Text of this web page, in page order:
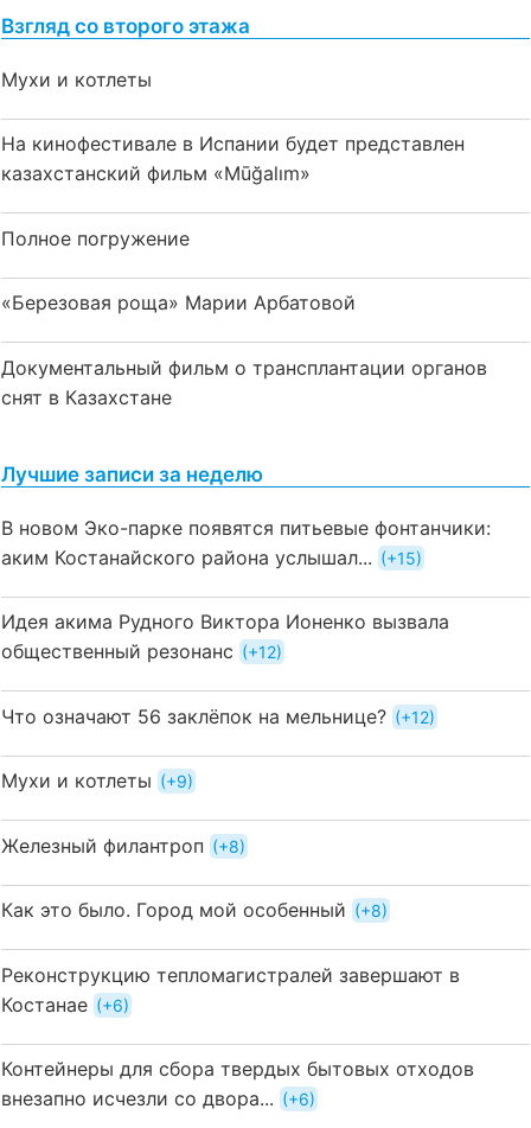
Взгляд со второго этажа
Мухи и котлеты
На кинофестивале в Испании будет представлен
казахстанский фильм «Mūğalım»
Полное погружение
«Березовая роща» Марии Арбатовой
Документальный фильм о трансплантации органов
снят в Казахстане
Лучшие записи за неделю
В новом Эко-парке появятся питьевые фонтанчики:
аким Костанайского района услышал...
+15
Идея акима Рудного Виктора Ионенко вызвала
общественный резонанс
+12
Что означают 56 заклёпок на мельнице? +12
Мухи и котлеты +9
Железный филантроп +8
Как это было. Город мой особенный +8
Реконструкцию тепломагистралей завершают в
Костанае
+6
Контейнеры для сбора твердых бытовых отходов
внезапно исчезли со двора...
+6